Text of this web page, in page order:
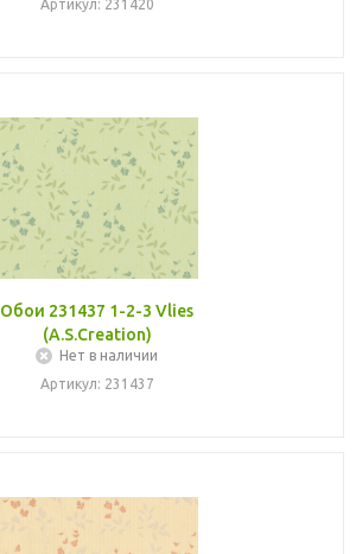
Артикул: 231420
Обои 231437 1-2-3 Vlies
(A.S.Creation)
Нет в наличии
Артикул: 231437